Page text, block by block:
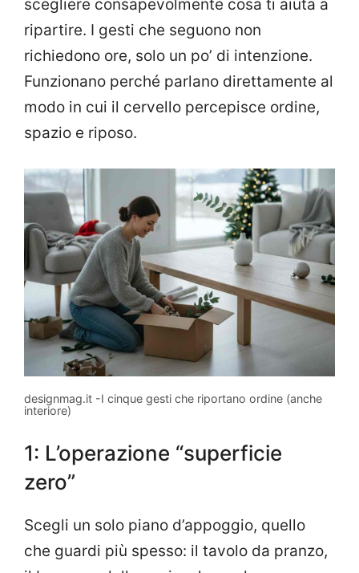
scegliere consapevolmente cosa ti aiuta a
ripartire. I gesti che seguono non
richiedono ore, solo un po’ di intenzione.
Funzionano perché parlano direttamente al
modo in cui il cervello percepisce ordine,
spazio e riposo.
designmag.it -I cinque gesti che riportano ordine (anche
interiore)
1: L’operazione “superficie
zero”
Scegli un solo piano d’appoggio, quello
che guardi più spesso: il tavolo da pranzo,